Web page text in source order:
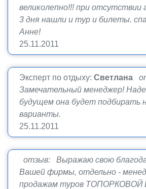
великолепно!!! при отсутствии
3 дня нашли и тур и билеты.
Анне!
25.11.2011
Эксперт по отдыху: Светлана
Замечательный менеджер!
будущем она будет подбирать
варианты.
25.11.2011
отзыв: Выражаю свою
Вашей фирмы, отдельно -
продажам туров ТОПОРКОВОЙ